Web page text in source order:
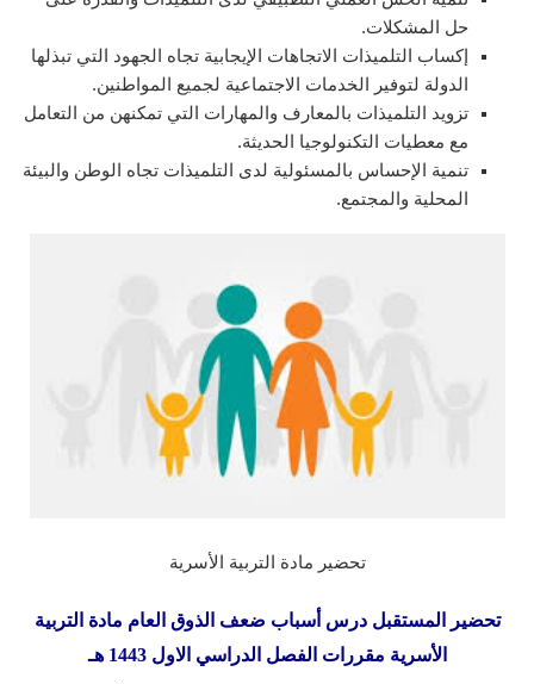
حل المشكلات.
إكساب التلميذات الاتجاهات الإيجابية تجاه الجهود التي تبذلها
الدولة لتوفير الخدمات الاجتماعية لجميع المواطنين.
تزويد التلميذات بالمعارف والمهارات التي تمكنهن من التعامل
مع معطيات التكنولوجيا الحديثة.
تنمية الإحساس بالمسئولية لدى التلميذات تجاه الوطن والبيئة
المحلية والمجتمع.
تحضير مادة التربية الأسرية
تحضير المستقبل درس أسباب ضعف الذوق العام مادة التربية
الأسرية مقررات الفصل الدراسي الاول 1443 هـ